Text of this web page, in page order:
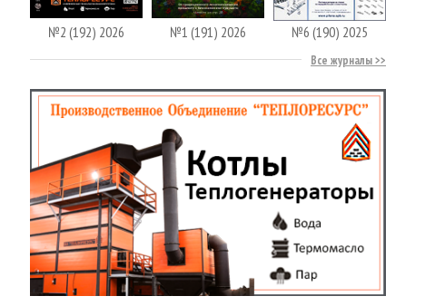
№2 (192) 2026 №1 (191) 2026 №6 (190) 2025
Все журналы